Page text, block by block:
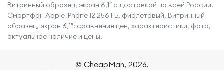
Витринный образец, экран 6,1″ с доставкой по всей России.
Смартфон Apple iPhone 12 256 ГБ, фиолетовый, Витринный
образец, экран 6,1″: сравнение цен, характеристики, фото,
актуальное наличие и цены.
© CheapMan, 2026.